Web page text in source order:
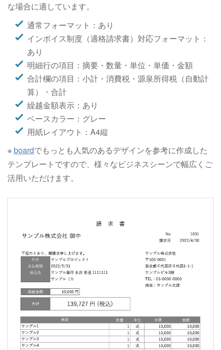
な場合に適しています。
通常フォーマット：あり
インボイス制度（適格請求書）対応フォーマット：
あり
明細行の項目：摘要・数量・単位・単価・金額
合計欄の項目：小計・消費税・源泉所得税（自動計
算）・合計
繰越金額表示：あり
ベースカラー：グレー
用紙レイアウト：A4縦
※boardでもっとも人気のあるデザインを参考に作成した
テンプレートですので、様々なビジネスシーンで幅広くご
活用いただけます。